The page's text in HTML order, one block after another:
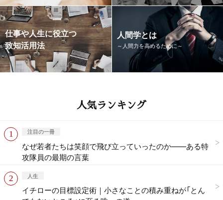
仕事や人生に役立つ
致知活用法
人間学とは
～人間力を高めるために～
人気ランキング
注目の一冊
なぜ若者たちは笑顔で飛び立っていったのか——ある特
攻隊員の最期の言葉
人生
イチローの目標設定術｜小さなことの積み重ねが「とん